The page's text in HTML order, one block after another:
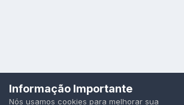
Idioma Política de Privacidade
Todos os direitos reservados.
Informação Importante
Nós usamos cookies para melhorar sua